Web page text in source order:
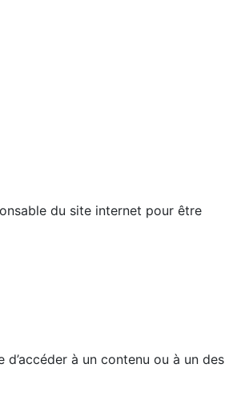
du site internet pour être
à un contenu ou à un des